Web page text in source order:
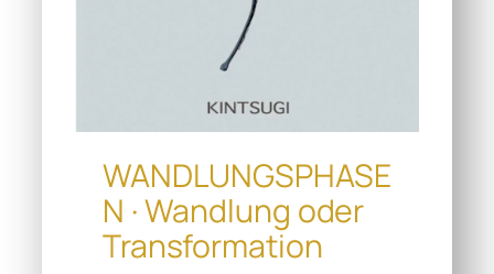
WANDLUNGSPHASE
N · Wandlung oder
Transformation